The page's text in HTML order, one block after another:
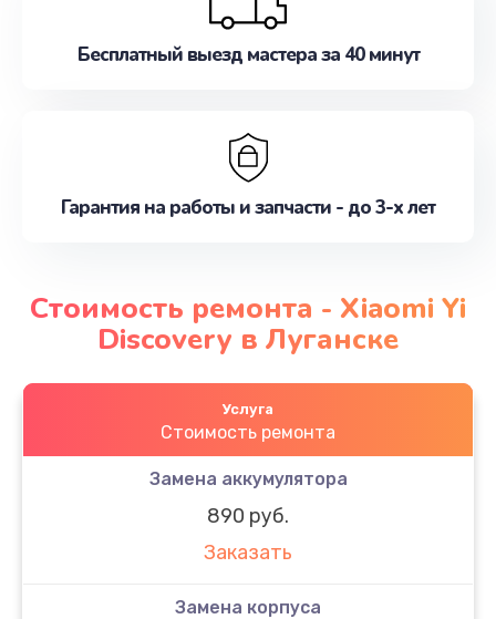
Бесплатный выезд мастера за 40 минут
Гарантия на работы и запчасти - до 3-х лет
Стоимость ремонта - Xiaomi Yi
Discovery в Луганске
Услуга
Стоимость ремонта
Замена аккумулятора
890 руб.
Заказать
Замена корпуса